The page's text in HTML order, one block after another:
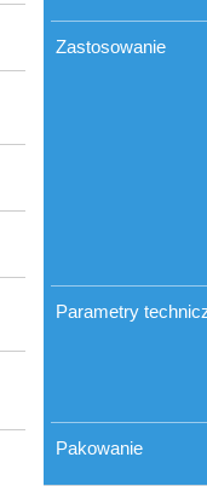
Zastosowanie
Parametry
Pakowanie